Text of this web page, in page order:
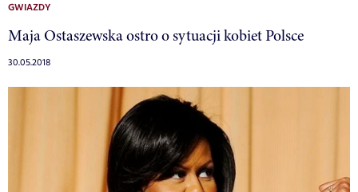
GWIAZDY
Maja Ostaszewska ostro o sytuacji kobiet Polsce
30.05.2018